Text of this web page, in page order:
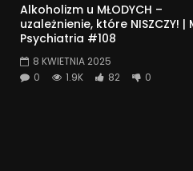
Alkoholizm u MŁODYCH –
uzależnienie, które NISZCZY! |
Psychiatria #108
8 KWIETNIA 2025
0
1.9K 82 0